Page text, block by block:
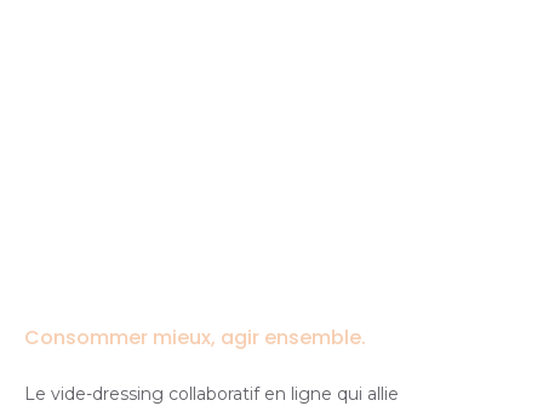
Consommer mieux, agir ensemble.
Le vide-dressing collaboratif en ligne qui allie